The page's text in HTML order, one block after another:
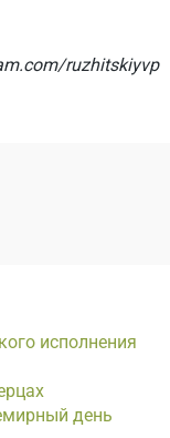
ruzhitskiyvp
исполнения
день